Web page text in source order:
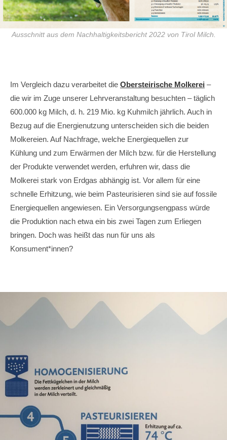
Ausschnitt aus dem Nachhaltigkeitsbericht 2022 von Tirol Milch.
Im Vergleich dazu verarbeitet die Obersteirische Molkerei –
die wir im Zuge unserer Lehrveranstaltung besuchten – täglich
600.000 kg Milch, d. h. 219 Mio. kg Kuhmilch jährlich. Auch in
Bezug auf die Energienutzung unterscheiden sich die beiden
Molkereien. Auf Nachfrage, welche Energiequellen zur
Kühlung und zum Erwärmen der Milch bzw. für die Herstellung
der Produkte verwendet werden, erfuhren wir, dass die
Molkerei stark von Erdgas abhängig ist. Vor allem für eine
schnelle Erhitzung, wie beim Pasteurisieren sind sie auf fossile
Energiequellen angewiesen. Ein Versorgungsengpass würde
die Produktion nach etwa ein bis zwei Tagen zum Erliegen
bringen. Doch was heißt das nun für uns als
Konsument*innen?